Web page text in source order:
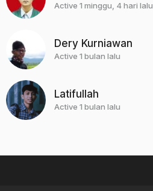
Active 1 minggu, 4 hari lalu
Dery Kurniawan
Active 1 bulan lalu
Latifullah
Active 1 bulan lalu